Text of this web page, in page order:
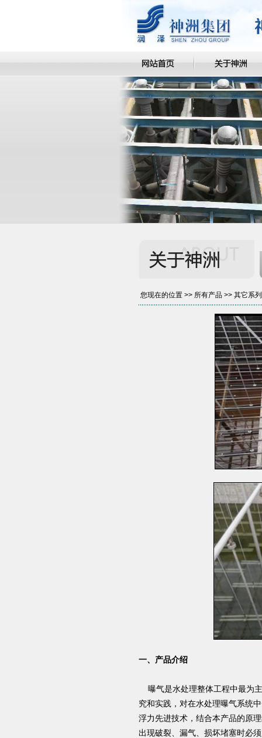
您现在的位置 >> 所有产品>> 其它系列
一、产品介绍
曝气是水处理整体工程中最为
究和实践，对在水处理曝气系统
浮力先进技术，结合本产品的原
出现破裂、漏气、损坏堵塞时必